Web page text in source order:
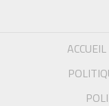
ACCUEIL